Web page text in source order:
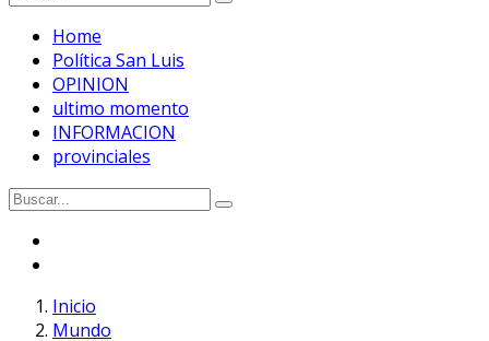
Home
Política San Luis
OPINION
ultimo momento
INFORMACION
provinciales
Inicio
Mundo